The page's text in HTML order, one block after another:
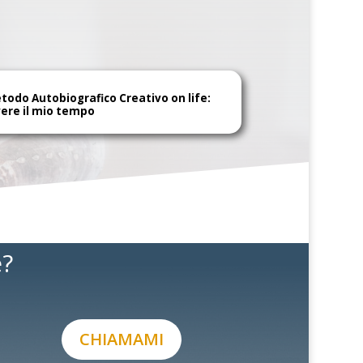
Autobiografico Creativo on life:
il mio tempo
CHIAMAMI